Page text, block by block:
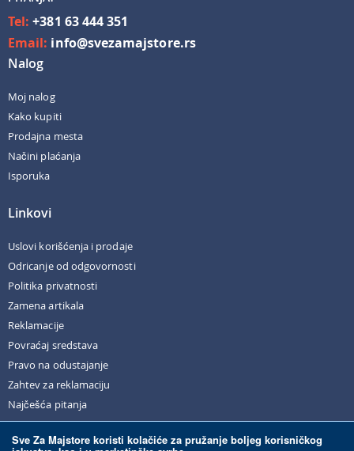
Sve Za Majstore koristi kolačiće za pružanje boljeg korisničkog
Tel:+381 63 444 351
Email: info@svezamajstore.rs
Nalog
Moj nalog
Kako kupiti
Prodajna mesta
Načini plaćanja
Isporuka
Linkovi
Uslovi korišćenja i prodaje
Odricanje od odgovornosti
Politika privatnosti
Zamena artikala
Reklamacije
Povraćaj sredstava
Pravo na odustajanje
Zahtev za reklamaciju
Najčešća pitanja